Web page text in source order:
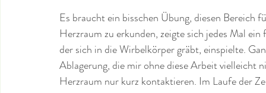
Es braucht ein bisschen Übung, diesen Bereich
Herzraum zu erkunden, zeigte sich jedes Mal
der sich in die Wirbelkörper gräbt, einspielte.
Ablagerung, die mir ohne diese Arbeit vielleicht
Herzraum nur kurz kontaktieren. Im Laufe der